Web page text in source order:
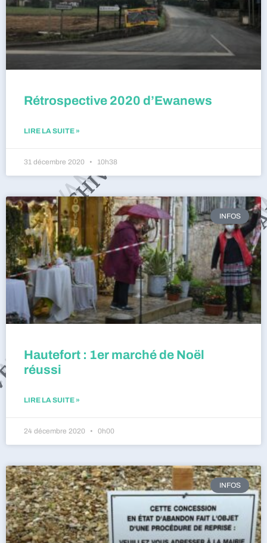
Rétrospective 2020 d’Ewanews
LIRE LA SUITE »
31 décembre 2020 10h38
INFOS
Hautefort : 1er marché de Noël
réussi
LIRE LA SUITE »
24 décembre 2020 0h00
INFOS